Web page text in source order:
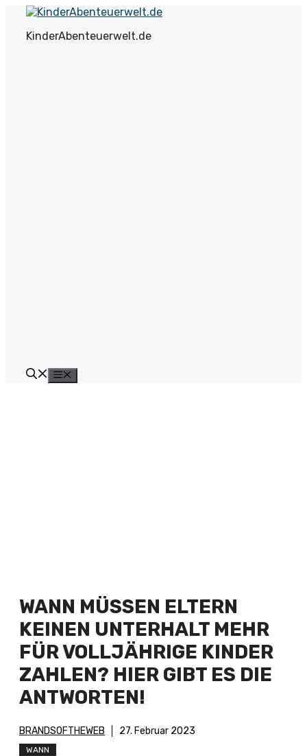
Zum
springen
KinderAbenteuerwelt.de
WANN MÜSSEN ELTERN
KEINEN UNTERHALT MEHR
FÜR VOLLJÄHRIGE KINDER
ZAHLEN? HIER GIBT ES DIE
ANTWORTEN!
BRANDSOFTHEWEB 27. Februar 2023
WANN